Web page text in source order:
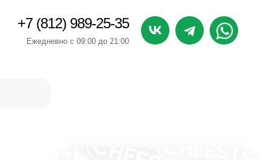
+7 (812) 989-25-35
Ежедневно с 09:00 до 21:00